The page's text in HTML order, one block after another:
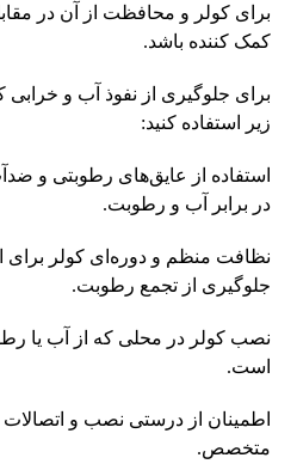
برای کولر و محافظت از آن در
کمک کننده باشد.
برای جلوگیری از نفوذ آب و خرابی
زیر استفاده کنید:
استفاده از عایق‌های رطوبتی و
در برابر آب و رطوبت.
نظافت منظم و دوره‌ای کولر برای
جلوگیری از تجمع رطوبت.
نصب کولر در محلی که از آب یا
است.
اطمینان از درستی نصب و
متخصص.